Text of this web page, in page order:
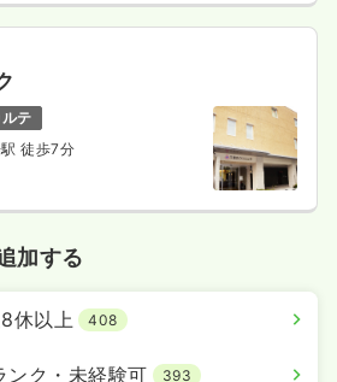
テ
徒歩7分
加する
休以上 408
ンク・未経験可 393